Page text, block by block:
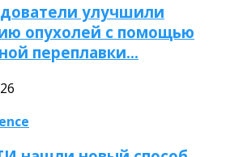
улучшили
опухолей с помощью
переплавки…